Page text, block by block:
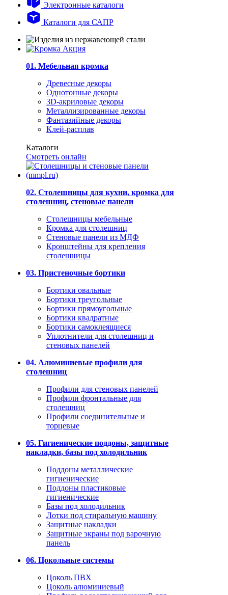
Электронные каталоги
Каталоги для САПР
01. Мебельная кромка
Древесные декоры
Однотонные декоры
3D-акриловые декоры
Металлизированные декоры
Фантазийные декоры
Клей-расплав
Каталоги
Смотреть онлайн
02. Столешницы для кухни, кромка для
столешниц, стеновые панели
Столешницы мебельные
Кромка для столешниц
Стеновые панели из МДФ
Кронштейны для крепления
столешницы
03. Пристеночные бортики
Бортики овальные
Бортики треугольные
Бортики прямоугольные
Бортики квадратные
Бортики самоклеящиеся
Уплотнители для столешниц и
стеновых панелей
04. Алюминиевые профили для
столешниц
Профили для стеновых панелей
Профили фронтальные для
столешниц
Профили соединительные и
торцевые
05. Гигиенические поддоны, защитные
накладки, базы под холодильник
Поддоны металлические
гигиенические
Поддоны пластиковые
гигиенические
Базы под холодильник
Лотки под стиральную машину
Защитные накладки
Защитные экраны под варочную
панель
06. Цокольные системы
Цоколь ПВХ
Цоколь алюминиевый